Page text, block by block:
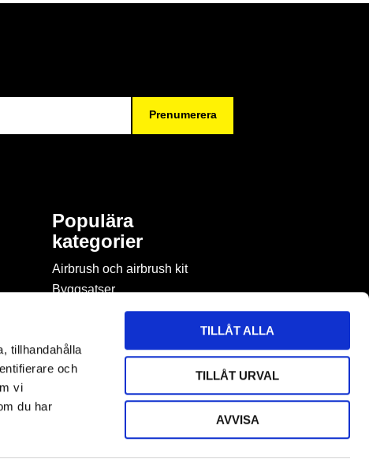
tillhandahålla
och
vi
du har
TILLÅT ALLA
TILLÅT URVAL
AVVISA
Prenumerera
Populära
kategorier
Airbrush och airbrush kit
Byggsatser
Böcker & tidningar om
Byggmaterial
Figurspel